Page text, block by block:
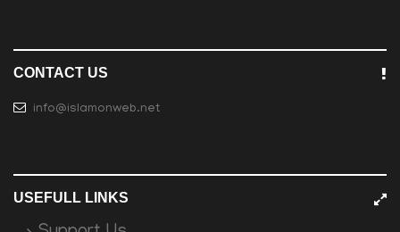
CONTACT US
info@islamonweb.net
USEFULL LINKS